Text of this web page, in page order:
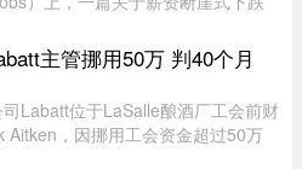
自己刚被裁员，此前的年薪高达30
重返求职市场时却无奈地发现，同
主管挪用50万 判40个月
Labatt位于LaSalle酿酒厂工会前财
Aitken，因挪用工会资金超过50万